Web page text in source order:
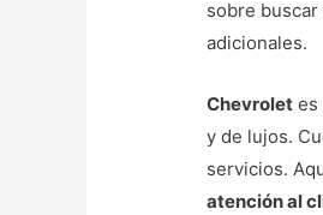
sobre
adicionales.
Chevrolet es
y de lujos.
servicios.
atención al